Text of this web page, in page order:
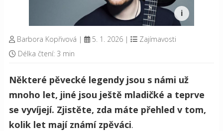
Barbora Kopřivová | 5. 1. 2026 |
Zajímavosti
Délka čtení: 3 min
Některé pěvecké legendy jsou s námi už
mnoho let, jiné jsou ještě mladičké a teprve
se vyvíjejí. Zjistěte, zda máte přehled v tom,
kolik let mají známí zpěváci.